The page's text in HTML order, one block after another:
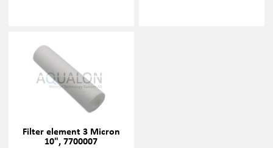
Filter element 3 Micron
10", 7700007